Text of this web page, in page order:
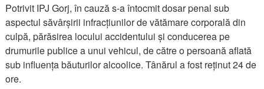
Potrivit IPJ Gorj, în cauză s-a întocmit dosar penal sub
aspectul săvârșirii infracțiunilor de vătămare corporală din
culpă, părăsirea locului accidentului și conducerea pe
drumurile publice a unui vehicul, de către o persoană aflată
sub influența băuturilor alcoolice. Tânărul a fost reținut 24 de
ore.